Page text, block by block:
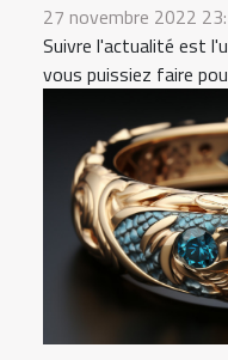
27 novembre 2022
Suivre l'actualité est
vous puissiez faire